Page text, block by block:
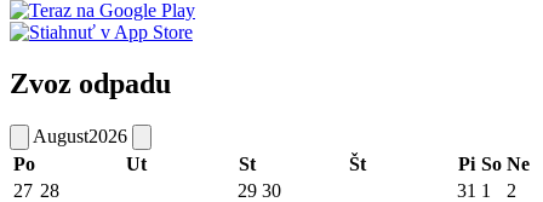
Zvoz odpadu
August2026
Po
Ut St Št Pi So Ne
27 28 29 30 31 1
2